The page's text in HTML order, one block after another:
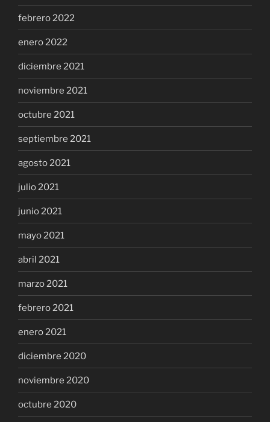
febrero 2022
enero 2022
diciembre 2021
noviembre 2021
octubre 2021
septiembre 2021
agosto 2021
julio 2021
junio 2021
mayo 2021
abril 2021
marzo 2021
febrero 2021
enero 2021
diciembre 2020
noviembre 2020
octubre 2020